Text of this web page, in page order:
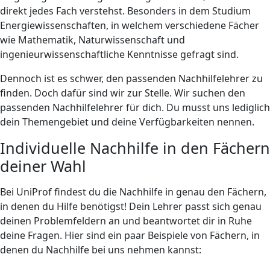
direkt jedes Fach verstehst. Besonders in dem Studium
Energiewissenschaften, in welchem verschiedene Fächer
wie Mathematik, Naturwissenschaft und
ingenieurwissenschaftliche Kenntnisse gefragt sind.
Dennoch ist es schwer, den passenden Nachhilfelehrer zu
finden. Doch dafür sind wir zur Stelle. Wir suchen den
passenden Nachhilfelehrer für dich. Du musst uns lediglich
dein Themengebiet und deine Verfügbarkeiten nennen.
Individuelle Nachhilfe in den Fächern
deiner Wahl
Bei UniProf findest du die Nachhilfe in genau den Fächern,
in denen du Hilfe benötigst! Dein Lehrer passt sich genau
deinen Problemfeldern an und beantwortet dir in Ruhe
deine Fragen. Hier sind ein paar Beispiele von Fächern, in
denen du Nachhilfe bei uns nehmen kannst: